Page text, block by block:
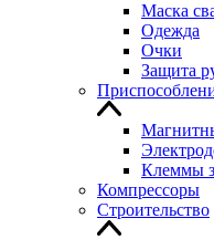
Маска
Одежда
Очки
Защита
Клеммы
Компрессоры
Строительство